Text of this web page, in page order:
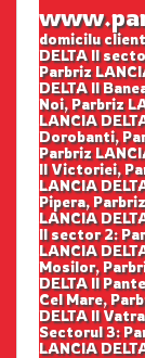
domicilu
DELTA II
Parbriz
DELTA II
Noi, Parbriz
LANCIA
Dorobanti,
Parbriz
II Victoriei,
LANCIA
Pipera,
LANCIA
II sector 2:
LANCIA
Mosilor,
DELTA II
Cel Mare,
DELTA II
Sectorul 3:
LANCIA